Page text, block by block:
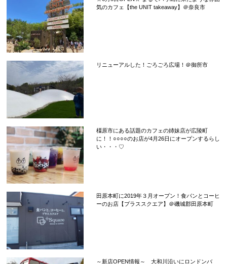
気のカフェ【the UNIT takeaway】＠奈良市
リニューアルした！ごろごろ広場！＠御所市
橿原市にある話題のカフェの姉妹店が広陵町
に！！○○○○のお店が4月26日にオープンするらし
い・・・♡
田原本町に2019年３月オープン！食パンとコーヒ
ーのお店【プラススクエア】＠磯城郡田原本町
～新店OPEN情報～ 大和川沿いにロンドンバ